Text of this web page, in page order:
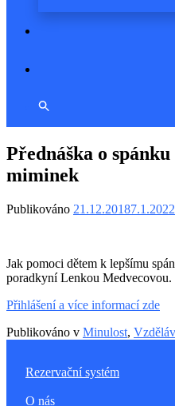
Přednáška o
miminek
Publikováno 21.12.20187.1.2022
Jak pomoci dětem k lepšímu
poradkyní Lenkou Medvecovou.
Přihlášení a více informací zde
Publikováno v Minulost,
Rezervační systém
O nás